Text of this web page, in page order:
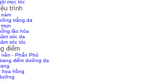
mọc tóc
trình
nám
trắng da
lão hóa
sóc da
sóc tóc
điểm
nền - Phấn Phủ
điểm dưỡng da
hoa hồng